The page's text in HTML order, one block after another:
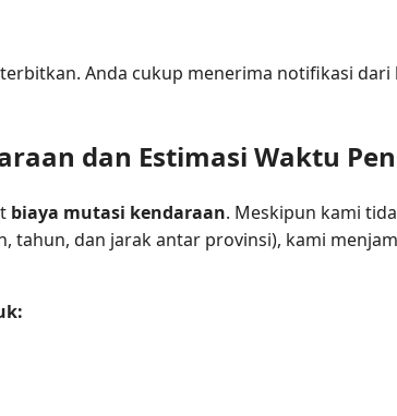
Anda cukup menerima notifikasi
dan Estimasi Waktu
biaya mutasi kendaraan. Meskipun kami
tahun, dan jarak antar provinsi), kami